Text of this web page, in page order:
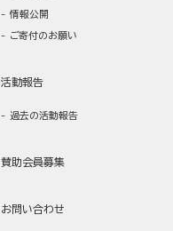
情報公開
ご寄付のお願い
活動報告
過去の活動報告
賛助会員募集
お問い合わせ